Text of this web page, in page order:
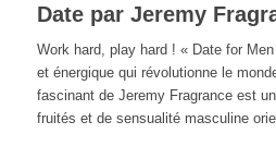
Date par Jeremy
Work hard, play hard ! « Date for
et énergique qui révolutionne le
fascinant de Jeremy Fragrance est
fruités et de sensualité masculine